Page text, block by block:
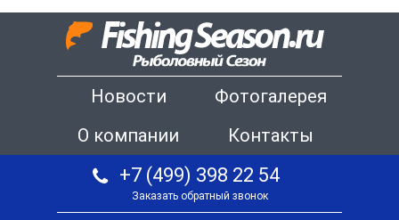
Новости
Фотогалерея
О компании
Контакты
+7 (499) 398 22 54
Заказать обратный звонок